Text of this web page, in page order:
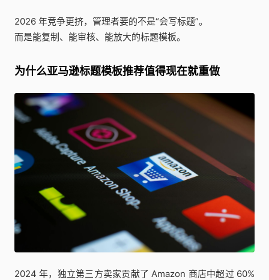
2026 年竞争更挤，管理者要的不是“会写标题”。
而是能复制、能审核、能放大的标题模板。
为什么亚马逊标题模板推荐值得现在就重做
2024 年，独立第三方卖家贡献了 Amazon 商店中超过 60%